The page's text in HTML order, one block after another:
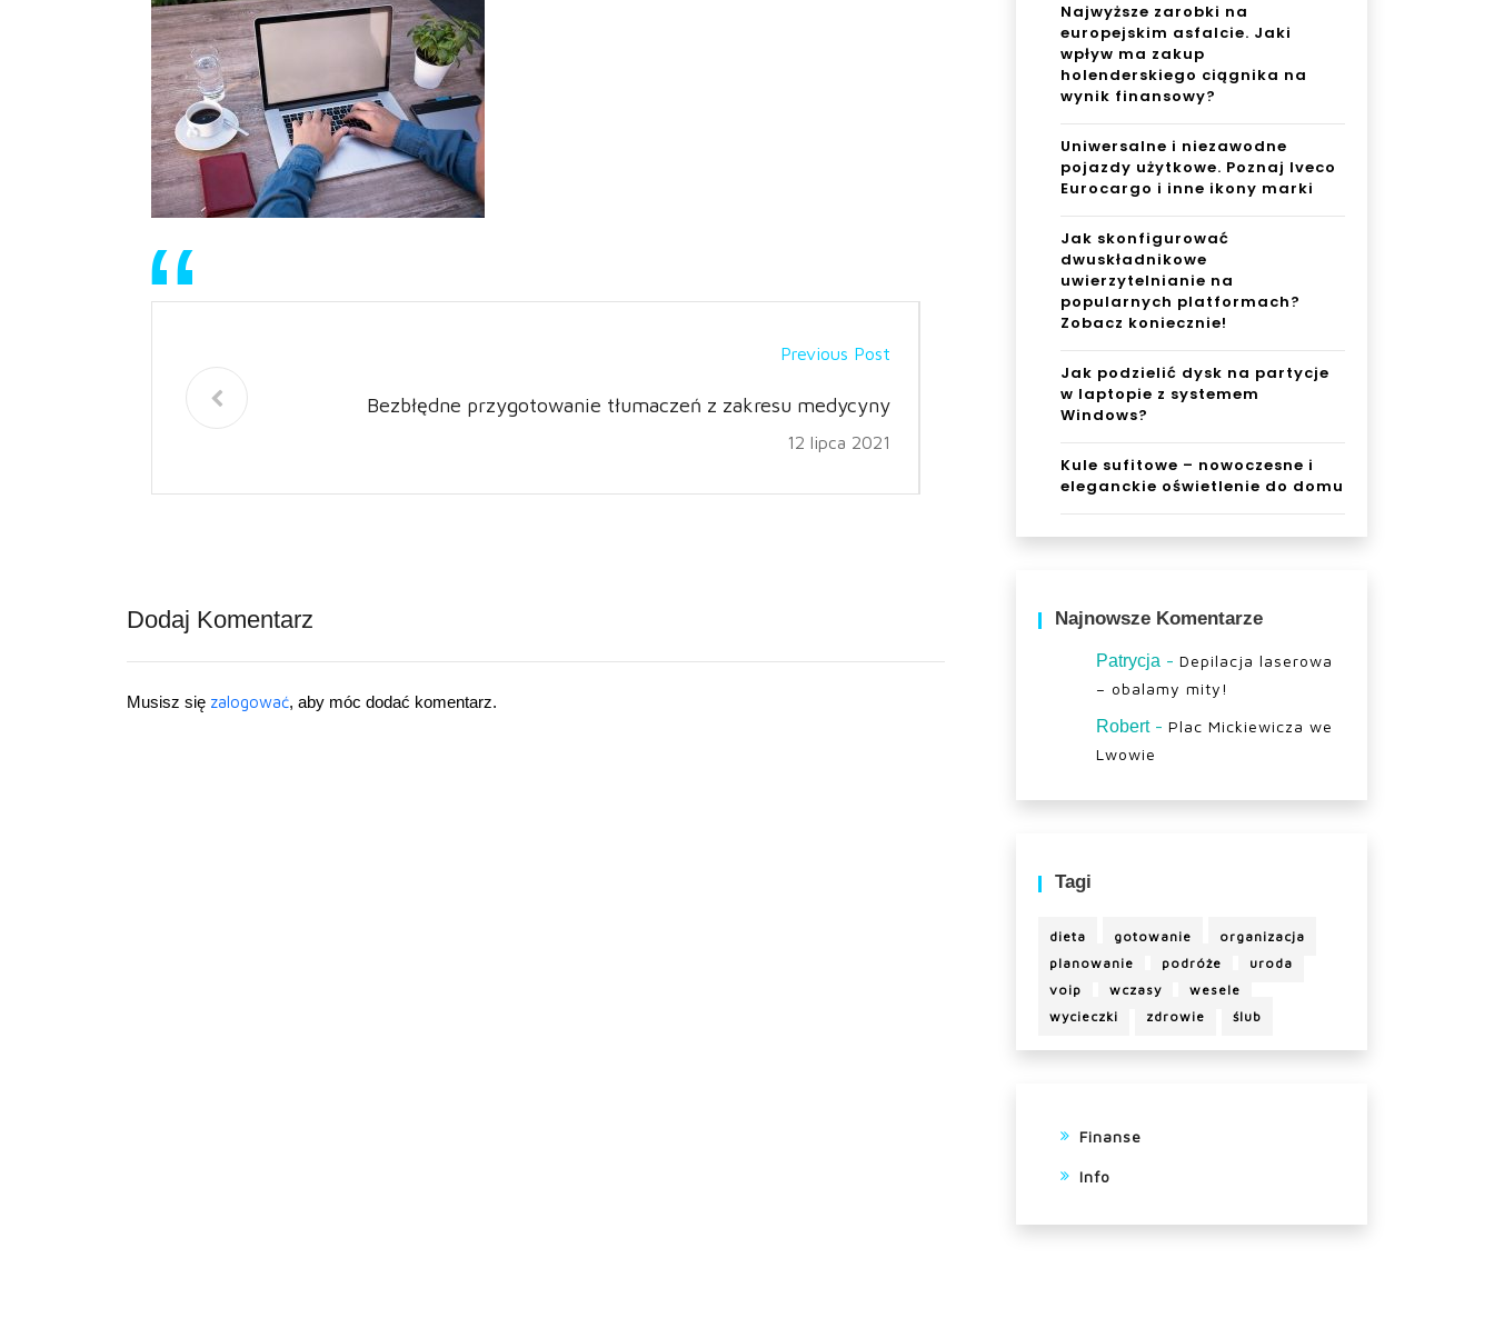
Previous Post
Bezbłędne przygotowanie tłumaczeń z zakresu medycyny
12 lipca 2021
Dodaj Komentarz
Musisz się zalogować, aby móc dodać komentarz.
Najwyższe zarobki na
europejskim asfalcie. Jaki
wpływ ma zakup
holenderskiego ciągnika na
wynik finansowy?
Uniwersalne i niezawodne
pojazdy użytkowe. Poznaj Iveco
Eurocargo i inne ikony marki
Jak skonfigurować
dwuskładnikowe
uwierzytelnianie na
popularnych platformach?
Zobacz koniecznie!
Jak podzielić dysk na partycje
w laptopie z systemem
Windows?
Kule sufitowe – nowoczesne i
eleganckie oświetlenie do domu
Najnowsze Komentarze
Patrycja - Depilacja laserowa
– obalamy mity!
Robert- Plac Mickiewicza we
Lwowie
Tagi
dieta gotowanie
organizacja
planowanie
podróże
uroda
voip
wczasy
wesele
wycieczki
zdrowie ślub
Finanse
Info